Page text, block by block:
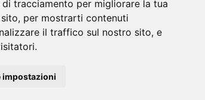
tracciamento per migliorare la tua
per mostrarti contenuti
il traffico sul nostro sito, e
impostazioni
/